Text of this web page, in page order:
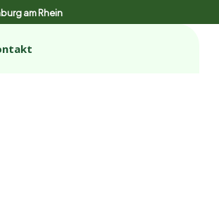
am Rhein